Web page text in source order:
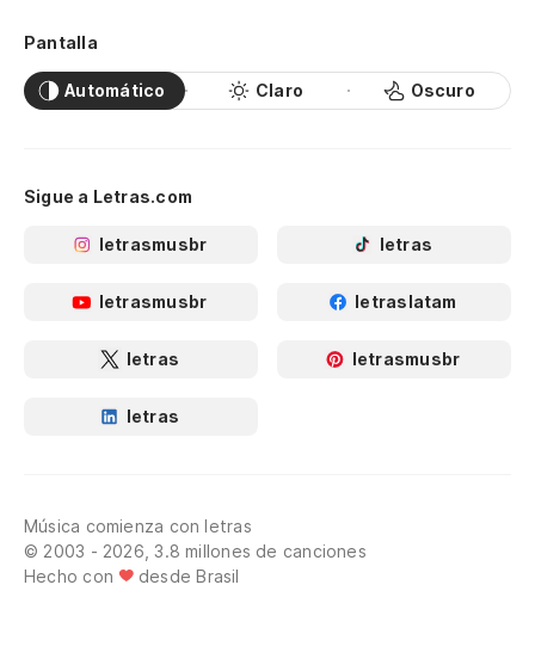
Pantalla
Automático Claro Oscuro
Sigue a Letras.com
letrasmusbr letras
letrasmusbr letraslatam
letras letrasmusbr
letras
Música comienza con letras
© 2003 - 2026, 3.8 millones de canciones
Hecho con
desde Brasil